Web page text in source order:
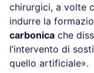
chirurgici, a volte
indurre la
carbonica che
l’intervento di
quello artificiale».